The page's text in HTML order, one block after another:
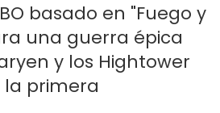
basado en "Fuego y
una guerra épica
y los Hightower
primera